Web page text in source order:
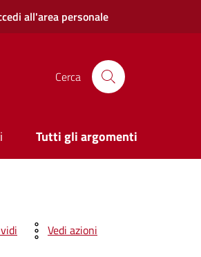
all'area personale
Cerca
Tutti gli argomenti
Vedi azioni